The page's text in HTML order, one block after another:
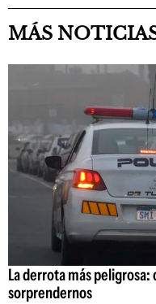
MÁS
La derrota más
sorprendernos